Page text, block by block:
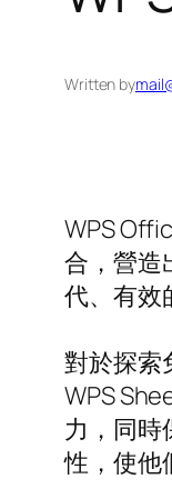
Written by
WPS
合，營造
代、有效
對於探索
WPS
力，同時
性，使他